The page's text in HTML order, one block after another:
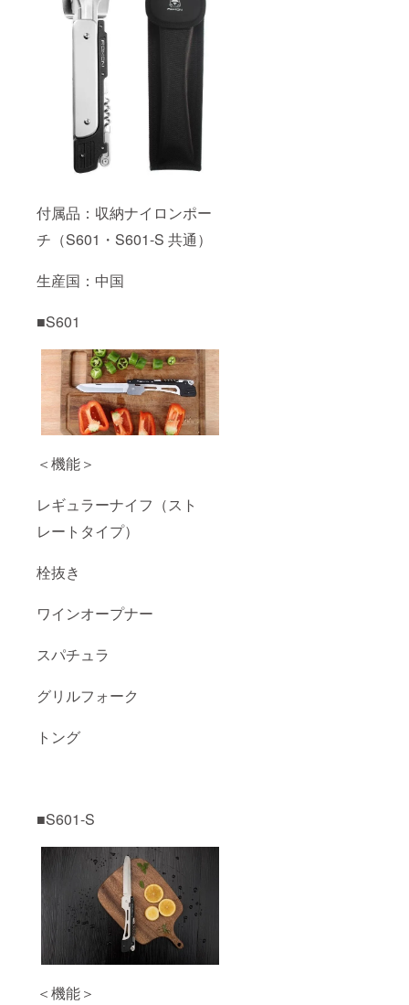
付属品：収納ナイロンポー
チ（S601・S601-S 共通）
生産国：中国
■S601
＜機能＞
レギュラーナイフ（スト
レートタイプ）
栓抜き
ワインオープナー
スパチュラ
グリルフォーク
トング
■S601-S
＜機能＞